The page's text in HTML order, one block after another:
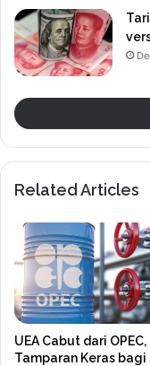
Related Articles
UEA Cabut dari OPEC,
Tamparan Keras bagi